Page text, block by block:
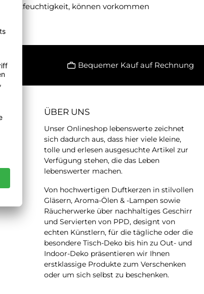
Luftfeuchtigkeit, können vorkommen
Bequemer Kauf auf Rechnung
ÜBER UNS
Unser Onlineshop lebenswerte zeichnet
sich dadurch aus, dass hier viele kleine,
tolle und erlesen ausgesuchte Artikel zur
Verfügung stehen, die das Leben
lebenswerter machen.
Von hochwertigen Duftkerzen in stilvollen
Gläsern, Aroma-Ölen & -Lampen sowie
Räucherwerke über nachhaltiges Geschirr
und Servierten von PPD, designt von
echten Künstlern, für die tägliche oder die
besondere Tisch-Deko bis hin zu Out- und
Indoor-Deko präsentieren wir Ihnen
erstklassige Produkte zum Verschenken
oder um sich selbst zu beschenken.